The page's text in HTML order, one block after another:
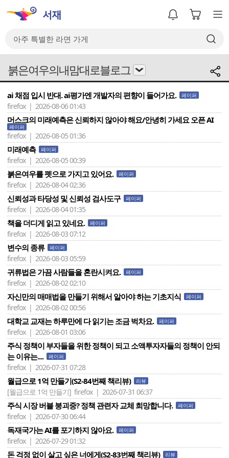
붉은여우의내맘대로블로그
ai 채점 입시 반대. ai평가엔 개발자의 편향이 들어가요. 페이퍼
firefox | 2026-08-06 01:43
머스크의 미래예측은 신뢰하지 않아야 해요/안녕히 가세요 오픈 AI
페이퍼
firefox | 2026-08-05 01:36
미래예측 페이퍼
firefox | 2026-08-05 00:39
붉은여우를 펫으로 가지고 있어요. 페이퍼
firefox | 2026-08-04 02:36
신뢰성과 타당성 및 신뢰성 검사도구 페이퍼
firefox | 2026-08-04 01:35
책을 더디게 읽고 있네요. 페이퍼
firefox | 2026-08-03 07:12
변수의 종류 페이퍼
firefox | 2026-08-03 05:59
귀류법은 가끔 사람들을 혼란시켜요. 페이퍼
firefox | 2026-08-02 02:10
자신만의 매매법을 만들기 위해서 알아야 하는 기초지식 페이퍼
firefox | 2026-08-02 00:56
대학교 교재는 하루만에 다 읽기는 조금 벅차요. 페이퍼
firefox | 2026-08-01 03:06
주식 정책이 부자들을 위한 정책이 되고 소액투자자들의 정책이 안되
는 이유는....
페이퍼
firefox | 2026-07-31 07:28
월급으로 1억 만들기(S2-84번째 책리뷰) 리뷰
[월급으로 1억 만들기] firefox | 2026-07-31 06:37
주식 시장 버블 붕괴중? 정책 관련자 교체 희망합니다. 페이퍼
firefox | 2026-07-30 06:44
독재국가는 AI를 포기하지 않아요. 페이퍼
firefox | 2026-07-29 01:32
돈 걱정 없이 살고 싶은 너에게(S2-83번째 책리뷰) 리뷰